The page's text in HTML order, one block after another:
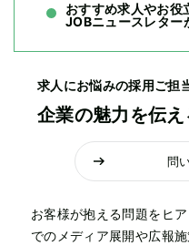
おすすめ求人やお役
JOBニュースレター
求人にお悩みの採用ご担
企業の魅力を伝
問
お客様が抱える問題をヒ
でのメディア展開や広報